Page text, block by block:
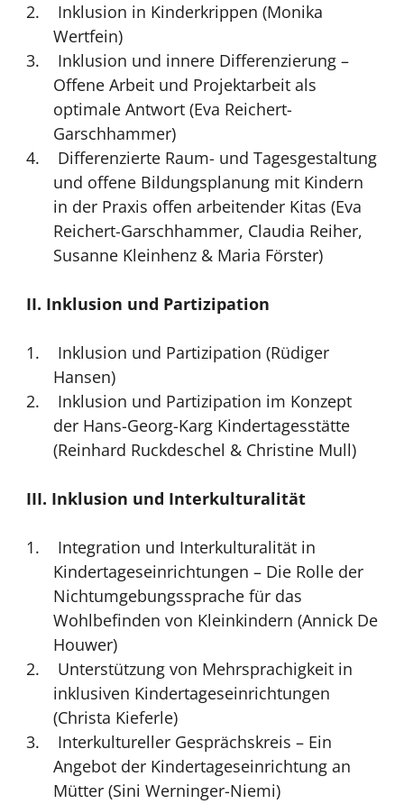
Inklusion in Kinderkrippen (Monika
Wertfein)
Inklusion und innere Differenzierung –
Offene Arbeit und Projektarbeit als
optimale Antwort (Eva Reichert-
Garschhammer)
Differenzierte Raum- und Tagesgestaltung
und offene Bildungsplanung mit Kindern
in der Praxis offen arbeitender Kitas (Eva
Reichert-Garschhammer, Claudia Reiher,
Susanne Kleinhenz & Maria Förster)
II. Inklusion und Partizipation
Inklusion und Partizipation (Rüdiger
Hansen)
Inklusion und Partizipation im Konzept
der Hans-Georg-Karg Kindertagesstätte
(Reinhard Ruckdeschel & Christine Mull)
III. Inklusion und Interkulturalität
Integration und Interkulturalität in
Kindertageseinrichtungen – Die Rolle der
Nichtumgebungssprache für das
Wohlbefinden von Kleinkindern (Annick De
Houwer)
Unterstützung von Mehrsprachigkeit in
inklusiven Kindertageseinrichtungen
(Christa Kieferle)
Interkultureller Gesprächskreis – Ein
Angebot der Kindertageseinrichtung an
Mütter (Sini Werninger-Niemi)